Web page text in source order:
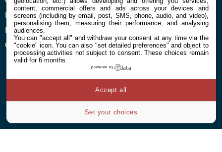
Mentions légales et CGU
Préférences Cookies
Qui sommes nous
© 2026 Galaxie Media Tous droits réservés
content, commercial offers and ads across your devices and
screens (including by email, post, SMS, phone, audio, and video),
personalising them, measuring their performance, and analysing
audiences.
You can "accept all" and withdraw your consent at any time via the
"cookie" icon. You can also "set detailed preferences" and object to
processing activities not subject to consent. These choices remain
valid for 6 months.
powered by
Set your choices
Accept all